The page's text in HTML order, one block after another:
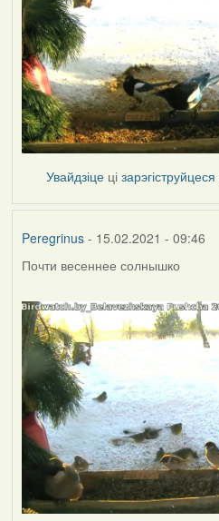
Увайдзіце цізарэгіструйцеся
Peregrinus- 15.02.2021 - 09:46
Почти весеннее солнышко